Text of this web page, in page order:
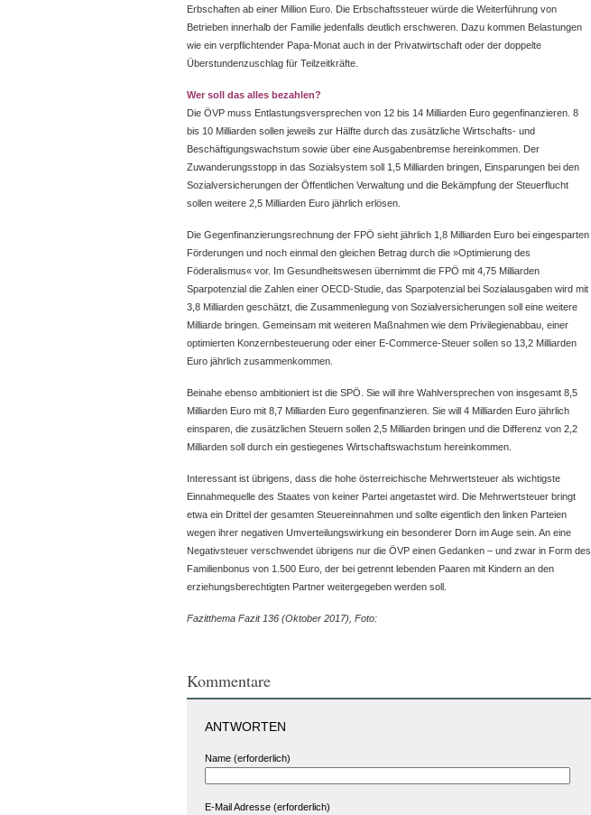
Erbschaften ab einer Million Euro. Die Erbschaftssteuer würde die Weiterführung von
Betrieben innerhalb der Familie jedenfalls deutlich erschweren. Dazu kommen Belastungen
wie ein verpflichtender Papa-Monat auch in der Privatwirtschaft oder der doppelte
Überstundenzuschlag für Teilzeitkräfte.
Wer soll das alles bezahlen?
Die ÖVP muss Entlastungsversprechen von 12 bis 14 Milliarden Euro gegenfinanzieren. 8
bis 10 Milliarden sollen jeweils zur Hälfte durch das zusätzliche Wirtschafts- und
Beschäftigungswachstum sowie über eine Ausgabenbremse hereinkommen. Der
Zuwanderungsstopp in das Sozialsystem soll 1,5 Milliarden bringen, Einsparungen bei den
Sozialversicherungen der Öffentlichen Verwaltung und die Bekämpfung der Steuerflucht
sollen weitere 2,5 Milliarden Euro jährlich erlösen.
Die Gegenfinanzierungsrechnung der FPÖ sieht jährlich 1,8 Milliarden Euro bei eingesparten
Förderungen und noch einmal den gleichen Betrag durch die »Optimierung des
Föderalismus« vor. Im Gesundheitswesen übernimmt die FPÖ mit 4,75 Milliarden
Sparpotenzial die Zahlen einer OECD-Studie, das Sparpotenzial bei Sozialausgaben wird mit
3,8 Milliarden geschätzt, die Zusammenlegung von Sozialversicherungen soll eine weitere
Milliarde bringen. Gemeinsam mit weiteren Maßnahmen wie dem Privilegienabbau, einer
optimierten Konzernbesteuerung oder einer E-Commerce-Steuer sollen so 13,2 Milliarden
Euro jährlich zusammenkommen.
Beinahe ebenso ambitioniert ist die SPÖ. Sie will ihre Wahlversprechen von insgesamt 8,5
Milliarden Euro mit 8,7 Milliarden Euro gegenfinanzieren. Sie will 4 Milliarden Euro jährlich
einsparen, die zusätzlichen Steuern sollen 2,5 Milliarden bringen und die Differenz von 2,2
Milliarden soll durch ein gestiegenes Wirtschaftswachstum hereinkommen.
Interessant ist übrigens, dass die hohe österreichische Mehrwertsteuer als wichtigste
Einnahmequelle des Staates von keiner Partei angetastet wird. Die Mehrwertsteuer bringt
etwa ein Drittel der gesamten Steuereinnahmen und sollte eigentlich den linken Parteien
wegen ihrer negativen Umverteilungswirkung ein besonderer Dorn im Auge sein. An eine
Negativsteuer verschwendet übrigens nur die ÖVP einen Gedanken – und zwar in Form des
Familienbonus von 1.500 Euro, der bei getrennt lebenden Paaren mit Kindern an den
erziehungsberechtigten Partner weitergegeben werden soll.
Fazitthema Fazit 136 (Oktober 2017), Foto:
Kommentare
ANTWORTEN
Name (erforderlich)
E-Mail Adresse (erforderlich)